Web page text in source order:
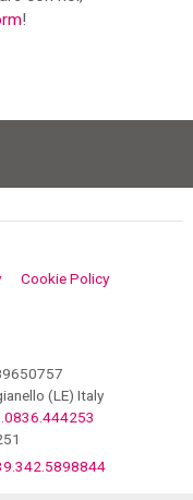
!
Cookie Policy
(LE) Italy